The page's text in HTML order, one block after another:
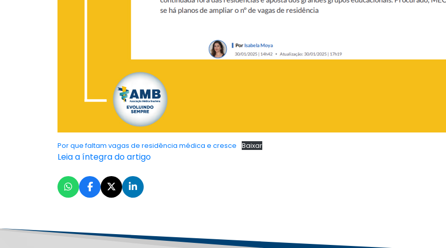
Por que faltam vagas de residência médica e cresce Baixar
Leia a íntegra do artigo